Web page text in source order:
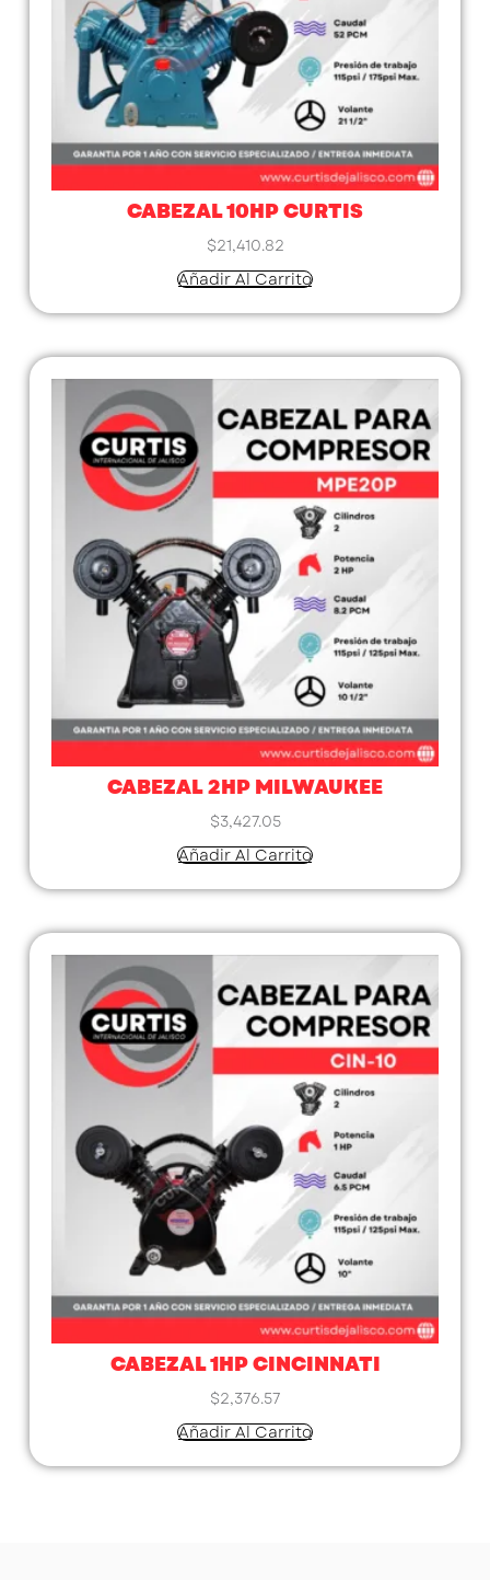
CABEZAL 10HP CURTIS
$21,410.82
Añadir Al Carrito
CABEZAL 2HP MILWAUKEE
$3,427.05
Añadir Al Carrito
CABEZAL 1HP CINCINNATI
$2,376.57
Añadir Al Carrito